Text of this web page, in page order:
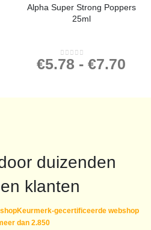
Alpha Super Strong Poppers
25ml
0out of 5
€5.78 - €7.70
duizenden
klanten
gecertificeerde webshop
dan 2.850